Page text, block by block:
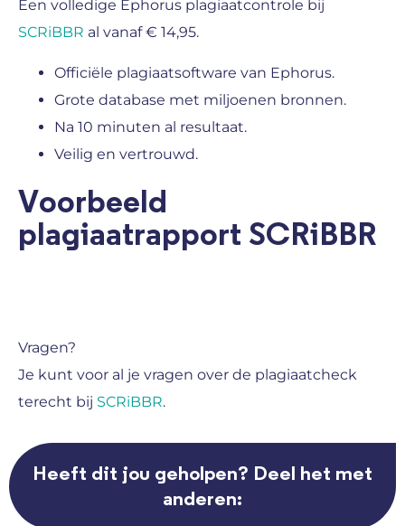
Een volledige Ephorus plagiaatcontrole bij
SCRiBBR al vanaf € 14,95.
Officiële plagiaatsoftware van Ephorus.
Grote database met miljoenen bronnen.
Na 10 minuten al resultaat.
Veilig en vertrouwd.
Voorbeeld
plagiaatrapport SCRiBBR
Vragen?
Je kunt voor al je vragen over de plagiaatcheck
terecht bij SCRiBBR.
Heeft dit jou geholpen? Deel het met
anderen: